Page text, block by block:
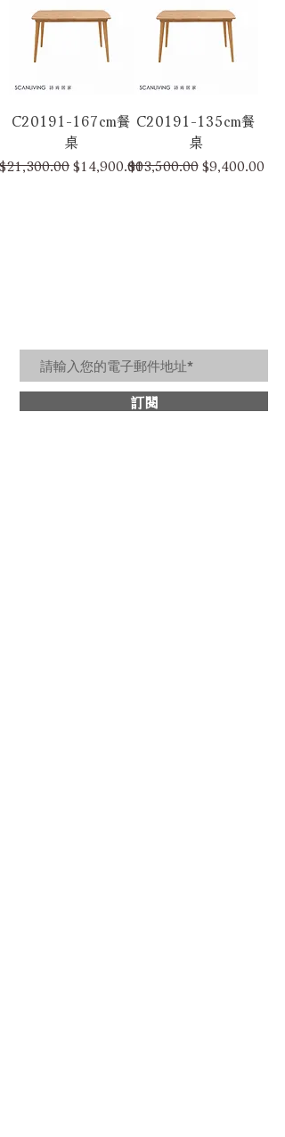
C20191-167cm餐
桌
般價格
$21,300.00促銷價格
$14,900.00
C20191-135cm餐
桌
一般價格
$13,500.00促銷價格
$9,400.00
訂閱